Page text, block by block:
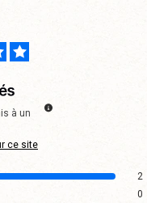
à un
ce site
2
0